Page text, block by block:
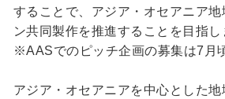
することで、アジア・オセアニア地
ン共同製作を推進することを目指し
※AASでのピッチ企画の募集は7月
アジア・オセアニアを中心とした